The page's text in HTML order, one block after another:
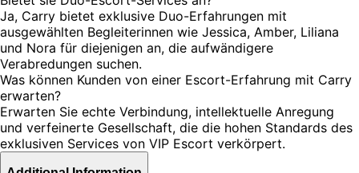
Ja, Carry bietet exklusive Duo-Erfahrungen mit
ausgewählten Begleiterinnen wie Jessica, Amber, Liliana
und Nora für diejenigen an, die aufwändigere
Verabredungen suchen.
Was können Kunden von einer Escort-Erfahrung mit Carry
erwarten?
Erwarten Sie echte Verbindung, intellektuelle Anregung
und verfeinerte Gesellschaft, die die hohen Standards des
exklusiven Services von VIP Escort verkörpert.